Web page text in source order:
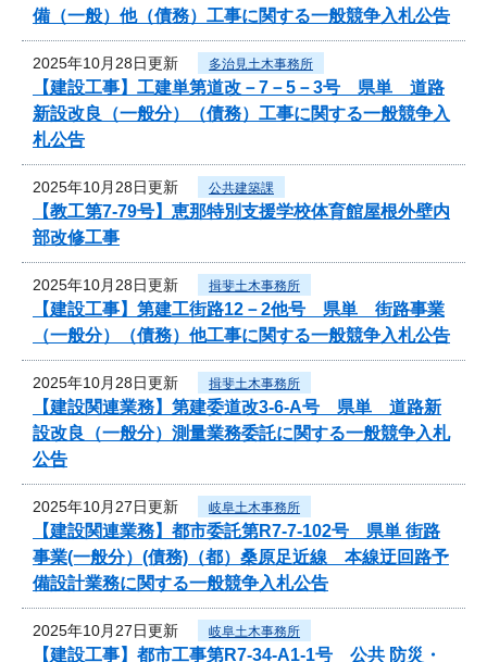
備（一般）他（債務）工事に関する一般競争入札公告
2025年10月28日更新 多治見土木事務所
【建設工事】工建単第道改－7－5－3号 県単 道路
新設改良（一般分）（債務）工事に関する一般競争入
札公告
2025年10月28日更新 公共建築課
【教工第7-79号】恵那特別支援学校体育館屋根外壁内
部改修工事
2025年10月28日更新 揖斐土木事務所
【建設工事】第建工街路12－2他号 県単 街路事業
（一般分）（債務）他工事に関する一般競争入札公告
2025年10月28日更新 揖斐土木事務所
【建設関連業務】第建委道改3-6-A号 県単 道路新
設改良（一般分）測量業務委託に関する一般競争入札
公告
2025年10月27日更新 岐阜土木事務所
【建設関連業務】都市委託第R7-7-102号 県単 街路
事業(一般分）(債務)（都）桑原足近線 本線迂回路予
備設計業務に関する一般競争入札公告
2025年10月27日更新 岐阜土木事務所
【建設工事】都市工事第R7-34-A1-1号 公共 防災・